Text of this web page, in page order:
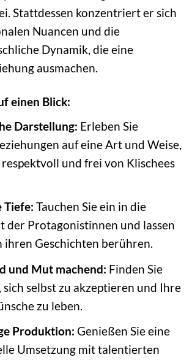
Stattdessen konzentriert er sich
Nuancen und die
Dynamik, die eine
ausmachen.
einen Blick:
Darstellung: Erleben Sie
auf eine Art und Weise,
und frei von Klischees
Tiefe: Tauchen Sie ein in die
der Protagonistinnen und lassen
ihren Geschichten berühren.
und Mut machend: Finden Sie
selbst zu akzeptieren und Ihre
zu leben.
Produktion: Genießen Sie eine
Umsetzung mit talentierten